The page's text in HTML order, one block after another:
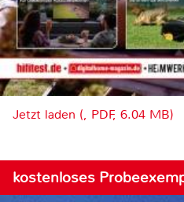
Jetzt laden (, PDF, 6.04 MB)
kostenloses